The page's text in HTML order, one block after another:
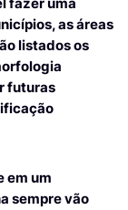
as áreas
listados os
futuras
em um
sempre vão